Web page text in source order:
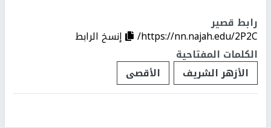
رابط قصير
https://nn.najah.edu/2P2C/
إنسخ الرابط
الكلمات المفتاحية
الأزهر الشريف
الأقصى